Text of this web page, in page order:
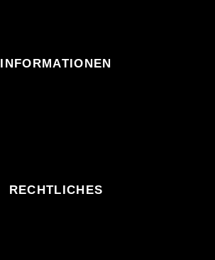
INFORMATIONEN
RECHTLICHES